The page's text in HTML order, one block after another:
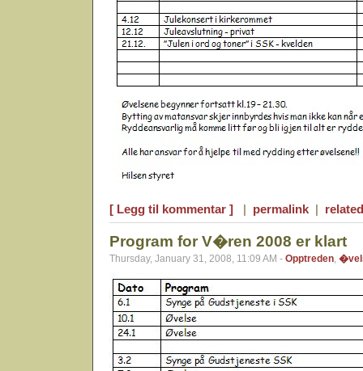
[ Legg til kommentar ] | permalink |
Program for V�ren 2008 er klart
Thursday, January 31, 2008, 11:09 AM - Opptreden,